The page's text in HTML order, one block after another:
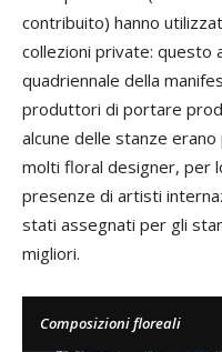
contribuito) hanno
collezioni private: questo
quadriennale della
produttori di portare
alcune delle stanze
molti floral designer, per
presenze di artisti
stati assegnati per gli
migliori.
Composizioni floreali